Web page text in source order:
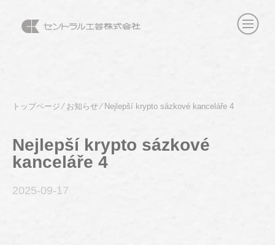
トップページ⁄ お知らせ⁄ Nejlepší krypto sázkové kanceláře 4
Nejlepší krypto sázkové
kanceláře 4
2025-09-17